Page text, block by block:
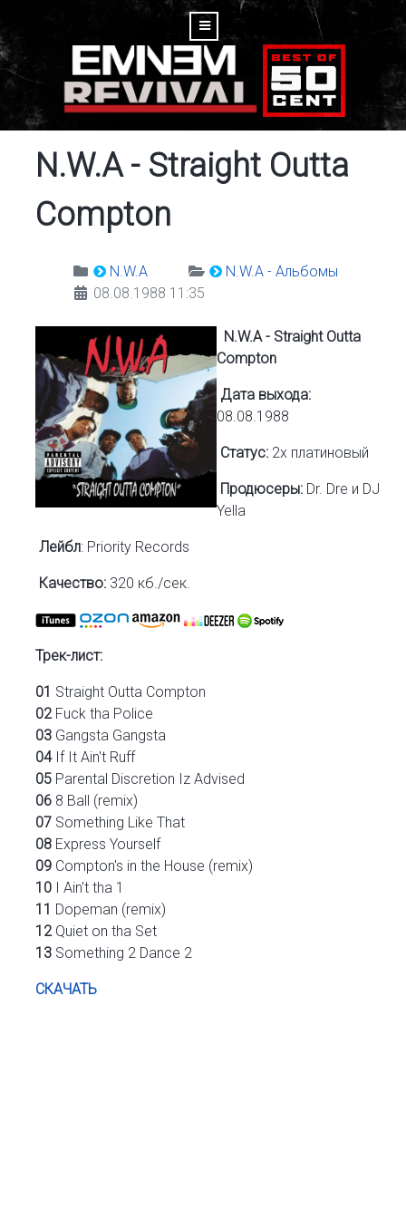
N.W.A - Straight Outta
Compton
N.W.A
N.W.A - Альбомы
08.08.1988 11:35
N.W.A - Straight Outta
Compton
Дата выхода:
08.08.1988
Статус: 2х платиновый
Продюсеры: Dr. Dre и DJ
Yella
Лейбл: Priority Records
Качество: 320 кб./сек.
Трек-лист:
01 Straight Outta Compton
02Fuck tha Police
03 Gangsta Gangsta
04If It Ain't Ruff
05 Parental Discretion Iz Advised
06 8 Ball (remix)
07 Something Like That
08 Express Yourself
09 Compton's in the House (remix)
10 I Ain't tha 1
11 Dopeman (remix)
12Quiet on tha Set
13 Something 2 Dance 2
СКАЧАТЬ